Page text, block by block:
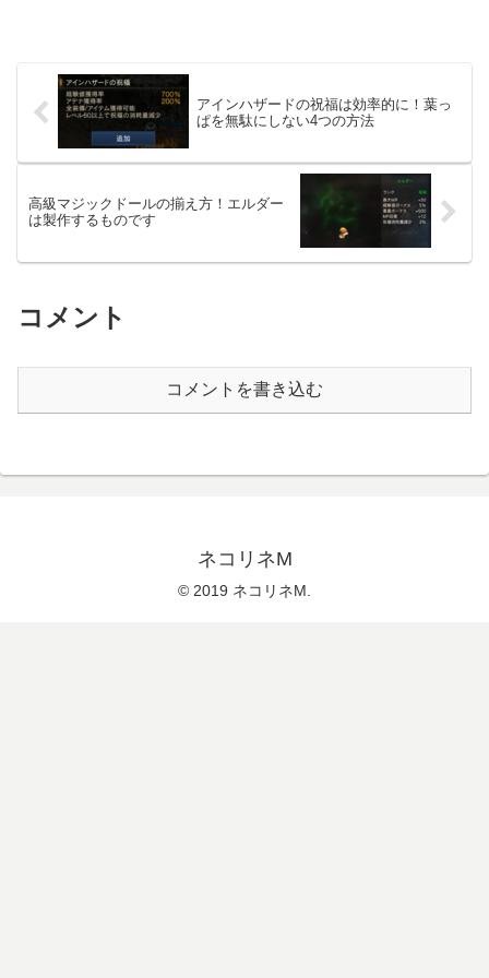
アインハザードの祝福は効率的に！葉っ
ぱを無駄にしない4つの方法
高級マジックドールの揃え方！エルダー
は製作するものです
コメント
コメントを書き込む
ネコリネM
© 2019 ネコリネM.